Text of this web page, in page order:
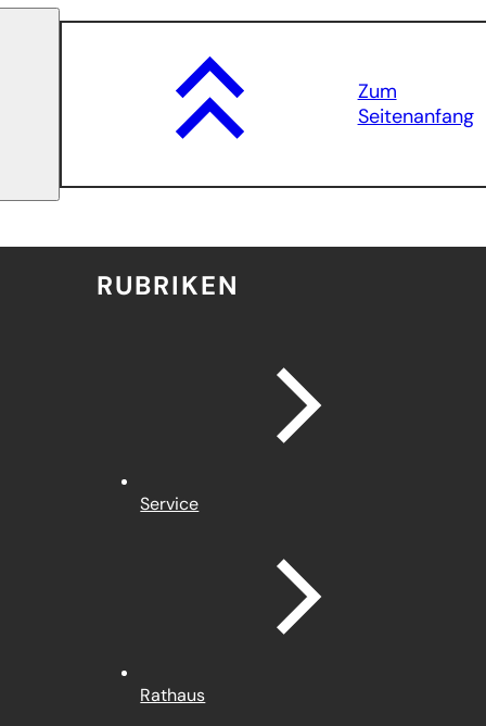
Zum
Seitenanfang
RUBRIKEN
Service
Rathaus